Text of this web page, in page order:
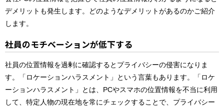
デメリットも発生します。どのようなデメリットがあるのかご紹介
します。
社員のモチベーションが低下する
社員の位置情報を過剰に確認するとプライバシーの侵害になりま
す。「ロケーションハラスメント」という言葉もあります。「ロケ
ーションハラスメント」とは、PCやスマホの位置情報を不当に利用
して、特定人物の現在地を常にチェックすることで、プライバシー